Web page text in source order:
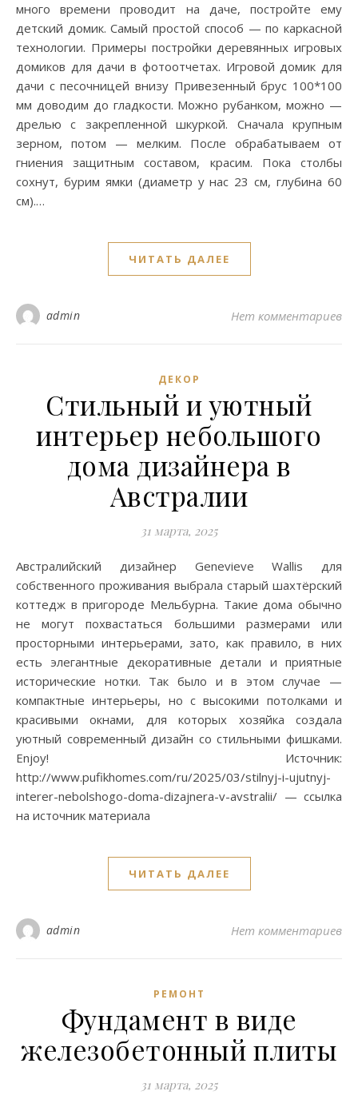
много времени проводит на даче, постройте ему
детский домик. Самый простой способ — по каркасной
технологии. Примеры постройки деревянных игровых
домиков для дачи в фотоотчетах. Игровой домик для
дачи с песочницей внизу Привезенный брус 100*100
мм доводим до гладкости. Можно рубанком, можно —
дрелью с закрепленной шкуркой. Сначала крупным
зерном, потом — мелким. После обрабатываем от
гниения защитным составом, красим. Пока столбы
сохнут, бурим ямки (диаметр у нас 23 см, глубина 60
см).…
ЧИТАТЬ ДАЛЕЕ
admin Нет комментариев
ДЕКОР
Стильный и уютный
интерьер небольшого
дома дизайнера в
Австралии
31 марта, 2025
Австралийский дизайнер Genevieve Wallis для
собственного проживания выбрала старый шахтёрский
коттедж в пригороде Мельбурна. Такие дома обычно
не могут похвастаться большими размерами или
просторными интерьерами, зато, как правило, в них
есть элегантные декоративные детали и приятные
исторические нотки. Так было и в этом случае —
компактные интерьеры, но с высокими потолками и
красивыми окнами, для которых хозяйка создала
уютный современный дизайн со стильными фишками.
Enjoy! Источник:
http://www.pufikhomes.com/ru/2025/03/stilnyj-i-ujutnyj-
interer-nebolshogo-doma-dizajnera-v-avstralii/ — ссылка
на источник материала
ЧИТАТЬ ДАЛЕЕ
admin Нет комментариев
РЕМОНТ
Фундамент в виде
железобетонный плиты
31 марта, 2025